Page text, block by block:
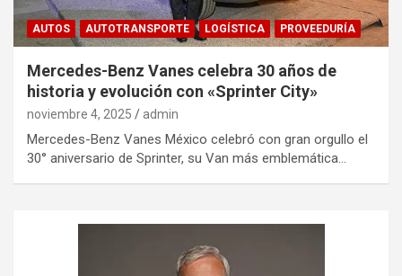
AUTOS AUTOTRANSPORTE LOGÍSTICA PROVEEDURÍA
Mercedes-Benz Vanes celebra 30 años de
historia y evolución con «Sprinter City»
noviembre 4, 2025 admin
Mercedes-Benz Vanes México celebró con gran orgullo el
30° aniversario de Sprinter, su Van más emblemática…